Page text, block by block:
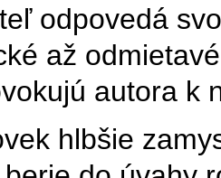
odpovedá
až
autora k
hlbšie